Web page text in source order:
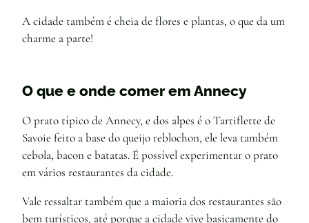
A cidade também é cheia de flores e plantas, o que da um
charme a parte!
O que e onde comer em Annecy
O prato típico de Annecy, e dos alpes é o Tartiflette de
Savoie feito a base do queijo reblochon, ele leva também
cebola, bacon e batatas. É possível experimentar o prato
em vários restaurantes da cidade.
Vale ressaltar também que a maioria dos restaurantes são
bem turísticos, até porque a cidade vive basicamente do